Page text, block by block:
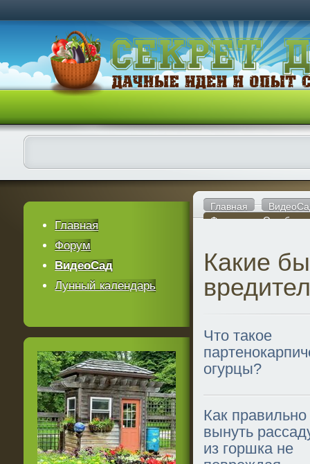
Главная
Фильмы от
Какие
Что такое
огурцы?
Как правильно
вынуть
из горшка не
Главная
Форум
ВидеоСад
Лунный календарь